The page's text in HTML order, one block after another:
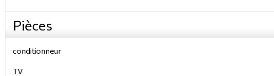
Pièces
conditionneur
TV